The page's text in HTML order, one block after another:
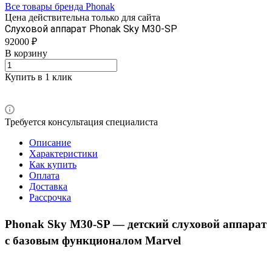
Все товары бренда Phonak
Цена действительна только для сайта
Слуховой аппарат Phonak Sky M30-SP
92000 ₽
В корзину
Купить в 1 клик
Требуется консультация специалиста
Описание
Характеристики
Как купить
Оплата
Доставка
Рассрочка
Phonak Sky M30-SP — детский слуховой аппарат
с базовым функционалом Marvel